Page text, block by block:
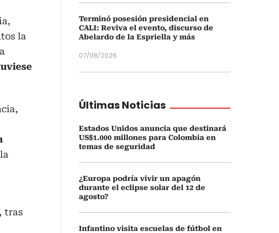
la
tras
Terminó posesión presidencial en
CALI: Reviva el evento, discurso de
Abelardo de la Espriella y más
07/08/2026
Últimas Noticias
Estados Unidos anuncia que destinará
US$1.000 millones para Colombia en
temas de seguridad
¿Europa podría vivir un apagón
durante el eclipse solar del 12 de
agosto?
Infantino visita escuelas de fútbol en